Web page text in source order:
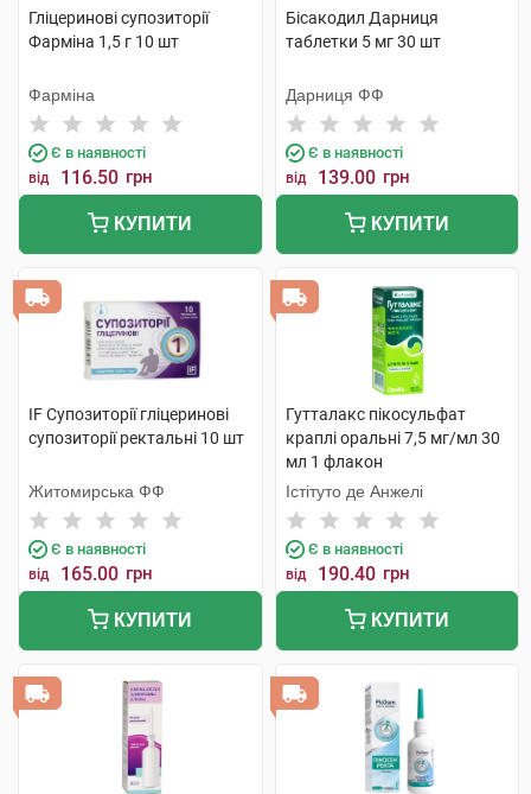
Гліцеринові супозиторії
Фарміна 1,5 г 10 шт
Фарміна
Є в наявності
від 116.50 грн
КУПИТИ
Бісакодил Дарниця
таблетки 5 мг 30 шт
Дарниця ФФ
Є в наявності
від 139.00 грн
КУПИТИ
IF Супозиторії гліцеринові
супозиторії ректальні 10 шт
Житомирська ФФ
Є в наявності
від 165.00 грн
КУПИТИ
Гутталакс пікосульфат
краплі оральні 7,5 мг/мл 30
мл 1 флакон
Істітуто де Анжелі
Є в наявності
від 190.40 грн
КУПИТИ